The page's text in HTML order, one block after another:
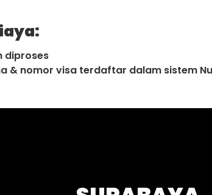
diproses
& nomor visa terdaftar dalam sistem